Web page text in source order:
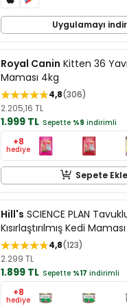
Uygulamayı indir
Royal Canin Kitten 36
Maması 4kg
4,8 306
2.205,16 TL
1.999 TL Sepette %9 indirimli
+8
hediye
Sepete Ekle
Hill's SCIENCE PLAN
Kısırlaştırılmış Kedi
4,8 123
2.299 TL
1.899 TL Sepette %17 indirimli
+8
hediye